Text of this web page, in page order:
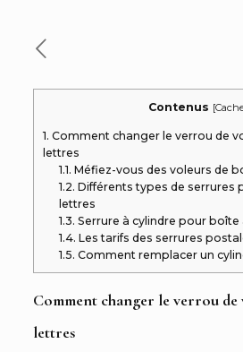
Contenus [
1. Comment changer le verrou de
lettres
1.1. Méfiez-vous des voleurs de
1.2. Différents types de serrures
lettres
1.3. Serrure à cylindre pour boîte
1.4. Les tarifs des serrures
1.5. Comment remplacer un
Comment changer le verrou
lettres